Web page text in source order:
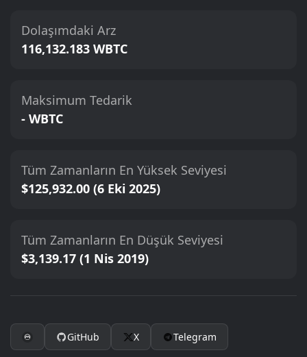
Dolaşımdaki Arz
116,132.183 WBTC
Maksimum Tedarik
- WBTC
Tüm Zamanların En Yüksek Seviyesi
$125,932.00 (6 Eki 2025)
Tüm Zamanların En Düşük Seviyesi
$3,139.17 (1 Nis 2019)
GitHub X Telegram